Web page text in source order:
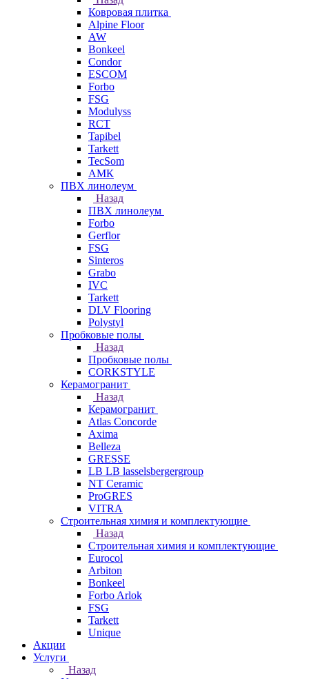
Ковровая плитка
Alpine Floor
AW
Bonkeel
Condor
ESCOM
Forbo
FSG
Modulyss
RCT
Tapibel
Tarkett
TecSom
АМК
ПВХ линолеум
Назад
ПВХ линолеум
Forbo
Gerflor
FSG
Sinteros
Grabo
IVC
Tarkett
DLV Flooring
Polystyl
Пробковые полы
Назад
Пробковые полы
CORKSTYLE
Керамогранит
Назад
Керамогранит
Atlas Concorde
Axima
Belleza
GRESSE
LB LB lasselsbergergroup
NT Ceramic
ProGRES
VITRA
Строительная химия и комплектующие
Назад
Строительная химия и комплектующие
Eurocol
Arbiton
Bonkeel
Forbo Arlok
FSG
Tarkett
Unique
Акции
Услуги
Назад